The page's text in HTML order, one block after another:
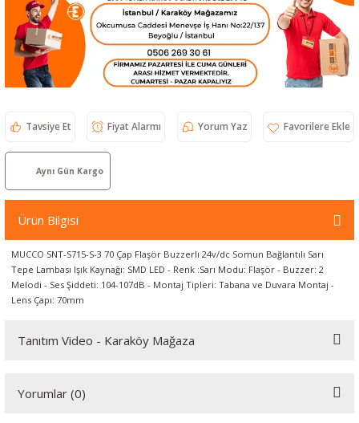
Tavsiye Et Fiyat Alarmı Yorum Yaz
Aynı Gün Kargo
Ürün Bilgisi
MUCCO SNT-S715-S-3 70 Çap Flaşör Buzzerlı 24v/dc Somun Bağlantılı Sarı
Tepe Lambası Işık Kaynağı: SMD LED - Renk :Sarı Modu: Flaşör - Buzzer: 2
Melodi - Ses Şiddeti: 104-107dB - Montaj Tipleri: Tabana ve Duvara Montaj -
Lens Çapı: 70mm
Tanıtım Video - Karaköy Mağaza
Yorumlar (0)